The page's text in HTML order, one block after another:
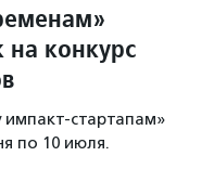
конкурс
импакт-стартапам»
по 10 июля.